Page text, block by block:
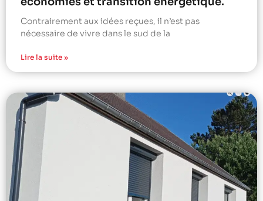
Contrairement aux idées reçues, il n’est pas
nécessaire de vivre dans le sud de la
Lire la suite »